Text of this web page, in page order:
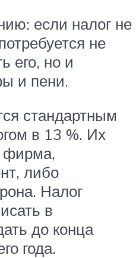
если налог не
не
его, но и
и пени.
стандартным
в 13 %. Их
фирма,
либо
Налог
в
до конца
года.